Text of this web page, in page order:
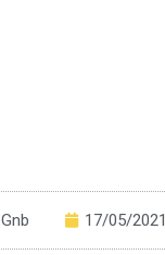
Gnb 17/05/2021